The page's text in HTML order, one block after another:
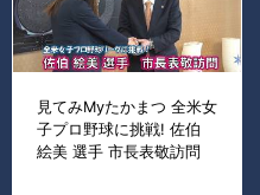
見てみMyたかまつ 全米女
子プロ野球に挑戦! 佐伯
絵美 選手 市長表敬訪問